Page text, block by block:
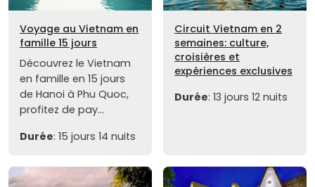
Voyage au Vietnam en
famille 15 jours
Découvrez le Vietnam
en famille en 15 jours
de Hanoi à Phu Quoc,
profitez de pay...
Durée: 15 jours 14 nuits
Circuit Vietnam en 2
semaines: culture,
croisières et
expériences exclusives
Durée: 13 jours 12 nuits